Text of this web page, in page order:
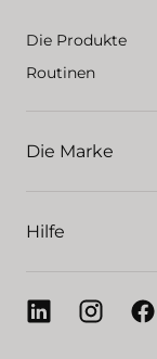
Die Produkte
Routinen
Die Marke
Hilfe